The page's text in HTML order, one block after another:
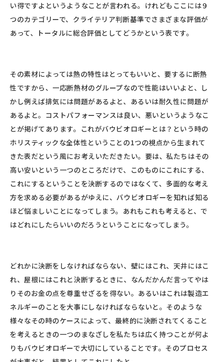
い得ですよというようなことが言われる。けれどもここには９
つのカテゴリーで、クライテリア判断基準でさまざまな評価が
あって、トータルに総合評価としてどうかという表です。
その素材によっては熱の特性はとってもいいと、要するに断熱
性ですから、一応断熱材のグループなので性能はいいよと、し
かし例えば排気には問題があるよと、あるいは耐久性に問題が
あるよと。コストパフォーマンスは良い、悪いというようなこ
とが掲げてあります。これがバウビオロギーとは？という時の
ホリスティックな全体性ということの1つの視点から生まれて
きた表だという風にお考えいただきたい。要は、私たちはその
高い安いという一つのところだけで、このものにこれにする、
これにするということを決断するのではなくて、多面的な考え
方を求める必要があるがゆえに、バウビオロギーを知れば知る
ほど悩ましいことになってしまう。あれもこれも考えると、で
はどれにしたらいいのだろうということになってしまう。
どれかに決断をしなければならない、壁にはこれ、天井にはこ
れ、屋根にはこれと決断するときに、なんだかんだ言ってやは
りそのお金の点を尊重せざるを得ない。あるいはこれは製造エ
ネルギーのことを大事にしなければならないと。そのような
様々なその時のケースによって、最終的に決断されてくること
を考えるときの一つのまなざしを私たちは広く持つことが何よ
りもバウビオロギーで大切にしていることです。そのプロセス